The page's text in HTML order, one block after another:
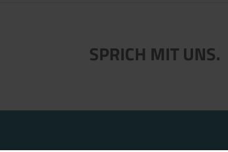
SPRICH MIT UNS.